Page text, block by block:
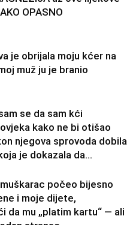
OPASNO
je obrijala moju kćer na
muž ju je branio
se da sam kći
kako ne bi otišao
njegova sprovoda dobila
je dokazala da...
počeo bijesno
i moje dijete,
da mu „platim kartu“ — ali